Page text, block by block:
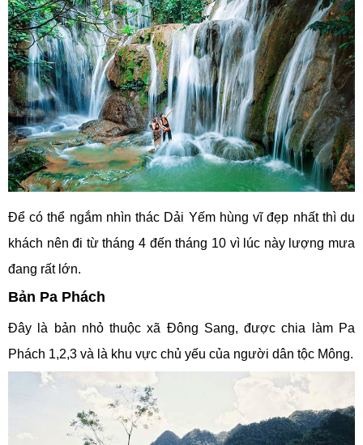
Để có thể ngắm nhìn thác Dải Yếm hùng vĩ đẹp nhất thì du
khách nên đi từ tháng 4 đến tháng 10 vì lúc này lượng mưa
đang rất lớn.
Bản Pa Phách
Đây là bản nhỏ thuộc xã Đông Sang, được chia làm Pa
Phách 1,2,3 và là khu vực chủ yếu của người dân tộc Mông.